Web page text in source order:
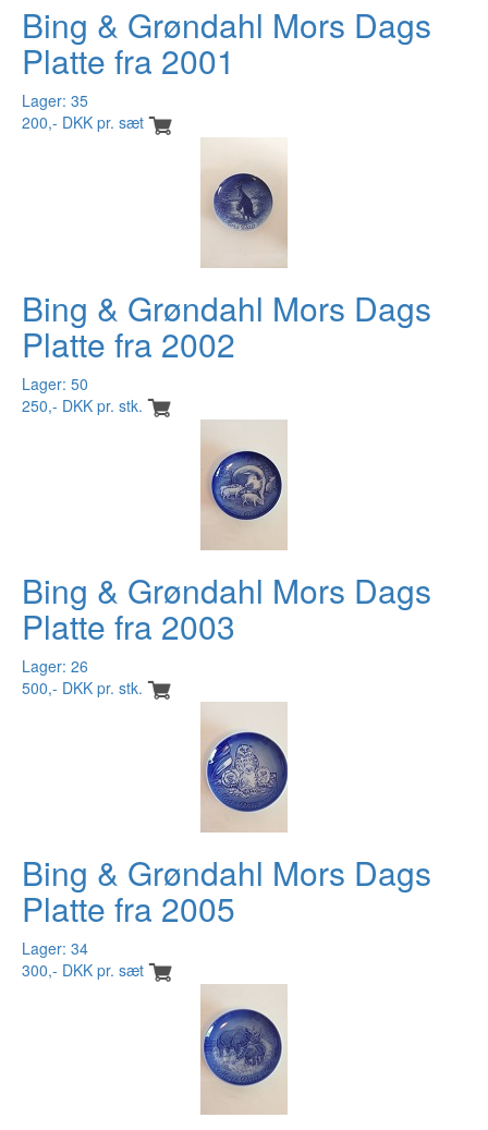
Bing & Grøndahl Mors Dags
Platte fra 2001
Lager: 35
200,- DKK pr. sæt
Bing & Grøndahl Mors Dags
Platte fra 2002
Lager: 50
250,- DKK pr. stk.
Bing & Grøndahl Mors Dags
Platte fra 2003
Lager: 26
500,- DKK pr. stk.
Bing & Grøndahl Mors Dags
Platte fra 2005
Lager: 34
300,- DKK pr. sæt